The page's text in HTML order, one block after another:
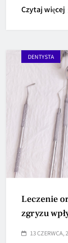
Czytaj więcej
DENTYSTA
Leczenie
zgryzu
13 CZERWCA,